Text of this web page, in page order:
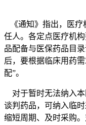
《通知》指出，医疗
任人。各定点医疗机
品配备与医保药品目
后，要根据临床用药
配”。
对于暂时无法纳入本
谈判药品，可纳入临
缩短周期、及时采购